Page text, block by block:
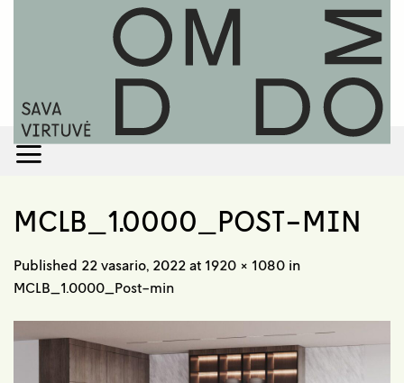
MCLB_1.0000_POST-MIN
Published 22 vasario, 2022 at 1920 × 1080 in
MCLB_1.0000_Post-min